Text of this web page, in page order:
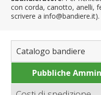
con corda, canotto, anelli,
scrivere a info@bandiere.it).
Catalogo bandiere
Bandiere del Mondo
Pubbliche